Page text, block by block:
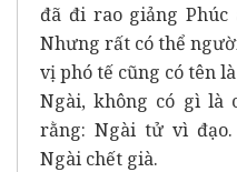
đã đi rao giảng Phúc
Nhưng rất có thể
vị phó tế cũng có tên
Ngài, không có gì là
rằng: Ngài tử vì
Ngài chết già.